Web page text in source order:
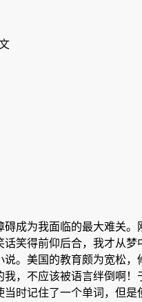
成为我面临的最大难关
笑得前仰后合，我才从
。美国的教育颇为宽松
，不应该被语言绊倒啊
时记住了一个单词，但